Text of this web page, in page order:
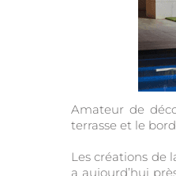
Amateur de
terrasse et le
Les créations de
a aujourd’hui